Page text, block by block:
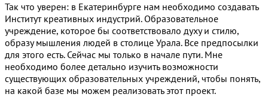
Так что уверен: в Екатеринбурге нам необходимо создавать
Институт креативных индустрий. Образовательное
учреждение, которое бы соответствовало духу и стилю,
образу мышления людей в столице Урала. Все предпосылки
для этого есть. Сейчас мы только в начале пути. Мне
необходимо более детально изучить возможности
существующих образовательных учреждений, чтобы понять,
на какой базе мы можем реализовать этот проект.